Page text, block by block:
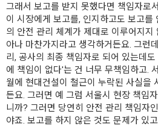
그래서 보고를 받지 못했다면 책임자로
이 시장에게 보고를, 인지하고도 보고를
의 안전 관리 체계가 제대로 이루어지
아나 마찬가지라고 생각하거든요. 그런
리, 공사의 최종 책임자로 되어 있는데
에 책임이 없다'는 건 너무 무책임하고.
월에 현대건설이 철근이 누락된 사실을
든요. 그러면 예 그럼 서울시 현장 책임
니까? 그러면 당연히 안전 관리 책임자
야죠. 보고를 하지 않은 것도 문제가 있